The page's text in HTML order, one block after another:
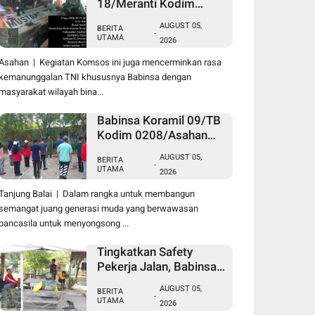
18/Meranti Kodim
Silaturahmi Lewat
Komsos Dengan Warga
Masyarakat Binaan
BERITA
UTAMA
-
AUGUST 05,
2026
| Kegiatan Komsos ini juga mencerminkan rasa
kemanunggalan TNI khususnya Babinsa dengan
wilayah bina...
Babinsa Koramil 09/TB
Kodim 0208/Asahan
Air Lewat Wasbang
Kepada Siswa-siswi
MAN1 Kota Tanjung
Balai
BERITA
UTAMA
-
AUGUST 05,
2026
Balai | Dalam rangka untuk membangun
juang generasi muda yang berwawasan
untuk menyongsong ...
Tingkatkan Safety
Pekerja Jalan, Babinsa
0208/Asahan Gelar
Komsos Bersama Tim
BERITA
UTAMA
-
AUGUST 05,
2026